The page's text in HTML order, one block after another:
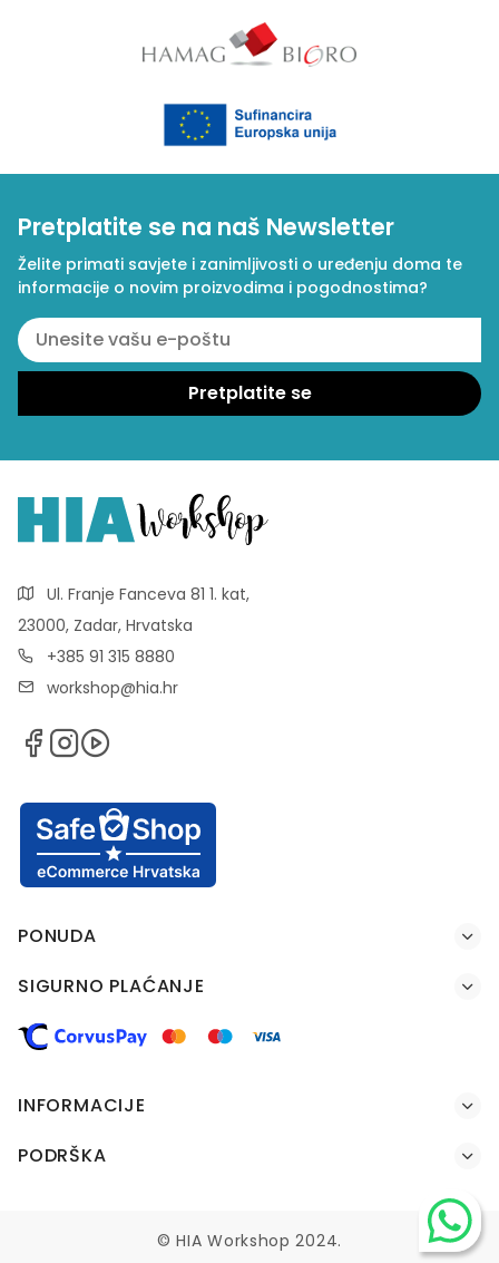
Pretplatite se na naš Newsletter
Želite primati savjete i zanimljivosti o uređenju doma te
informacije o novim proizvodima i pogodnostima?
Ul. Franje Fanceva 81 1. kat,
23000, Zadar, Hrvatska
+385 91 315 8880
workshop@hia.hr
PONUDA
SIGURNO PLAĆANJE
INFORMACIJE
PODRŠKA
© HIA Workshop 2024.